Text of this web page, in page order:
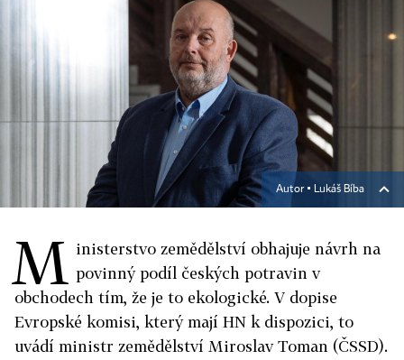
Autor ▪ Lukáš Bíba
M inisterstvo zemědělství obhajuje návrh na
povinný podíl českých potravin v
obchodech tím, že je to ekologické. V dopise
Evropské komisi, který mají HN k dispozici, to
uvádí ministr zemědělství Miroslav Toman (ČSSD).